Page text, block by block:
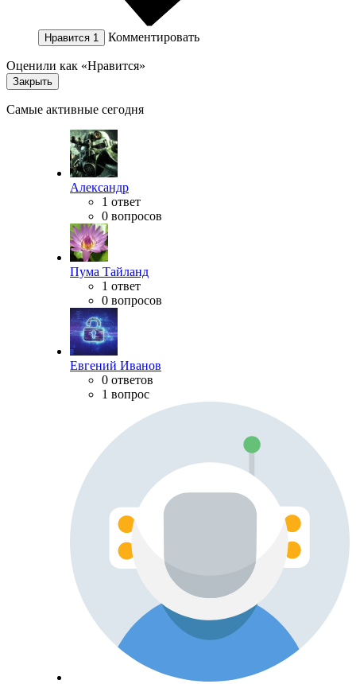
Нравится 1 Комментировать
Оценили как «Нравится»
Закрыть
Самые активные сегодня
Александр
1 ответ
0 вопросов
Пума Тайланд
1 ответ
0 вопросов
Евгений Иванов
0 ответов
1 вопрос